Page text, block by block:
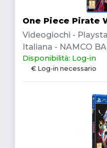
One Piece Pirate
Videogiochi -
Italiana - NAMCO
Disponibilità: Log-in
€ Log-in necessario